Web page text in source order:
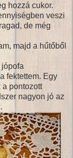
hozzá cukor.
veszi
de még
majd a hűtőből
fektettem. Egy
a pontozott
nagyon jó az